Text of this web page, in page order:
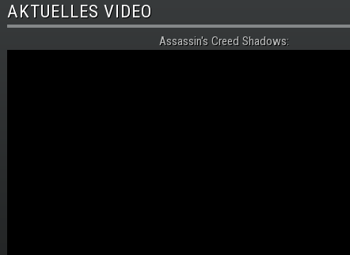
AKTUELLES VIDEO
Assassin's Creed Shadows: